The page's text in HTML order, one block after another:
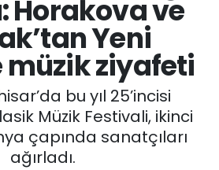
Horakova ve
Yeni
müzik ziyafeti
bu yıl 25’incisi
Müzik Festivali, ikinci
çapında sanatçıları
ağırladı.
Durumu ve Fikstür